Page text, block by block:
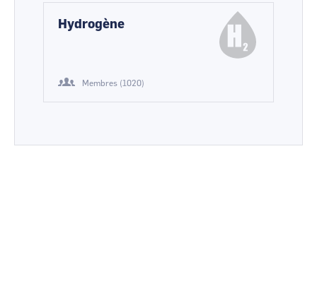
Hydrogène
Membres (1020)